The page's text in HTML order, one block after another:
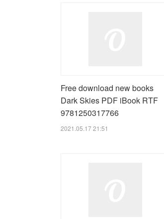
Free download new books
Dark Skies PDF iBook RTF
9781250317766
2021.05.17 21:51